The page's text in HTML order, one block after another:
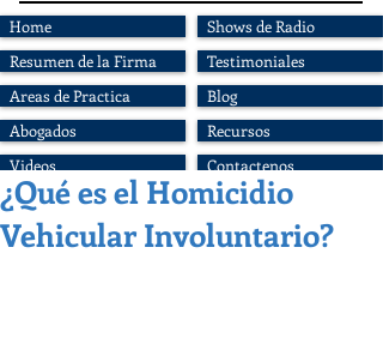
Home
Resumen de la Firma
Areas de Practica
Abogados
Videos
Shows de Radio
Testimoniales
Blog
Recursos
Contactenos
¿Qué es el Homicidio
Vehicular Involuntario?